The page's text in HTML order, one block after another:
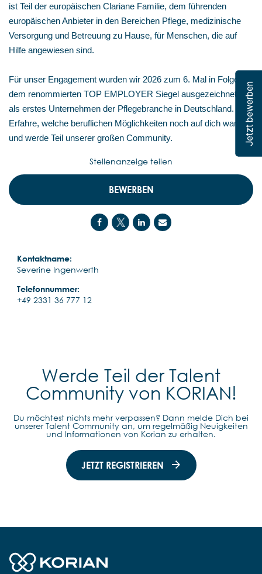
Jetzt bewerben
ist Teil der europäischen Clariane Familie, dem führenden
europäischen Anbieter in den Bereichen Pflege, medizinische
Versorgung und Betreuung zu Hause, für Menschen, die auf
Hilfe angewiesen sind.
Für unser Engagement wurden wir 2026 zum 6. Mal in Folge mit
dem renommierten TOP EMPLOYER Siegel ausgezeichnet –
als erstes Unternehmen der Pflegebranche in Deutschland.
Erfahre, welche beruflichen Möglichkeiten noch auf dich warten,
und werde Teil unserer großen Community.
BEWERBEN
Kontaktname:
Severine Ingenwerth
Telefonnummer:
+49 2331 36 777 12
Stellenanzeige teilen
Werde Teil der Talent
Community von KORIAN!
Du möchtest nichts mehr verpassen? Dann melde Dich bei
unserer Talent Community an, um regelmäßig Neuigkeiten
und Informationen von Korian zu erhalten.
JETZT REGISTRIEREN